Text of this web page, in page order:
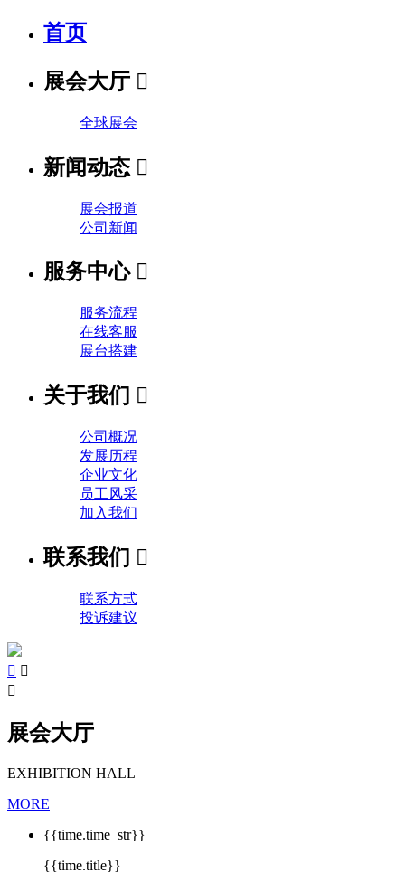
首页
展会大厅 
全球展会
新闻动态 
展会报道
公司新闻
服务中心 
服务流程
在线客服
展台搭建
关于我们 
公司概况
发展历程
企业文化
员工风采
加入我们
联系我们 
联系方式
投诉建议
 

展会大厅
EXHIBITION HALL
MORE
{{time.time_str}}
{{time.title}}